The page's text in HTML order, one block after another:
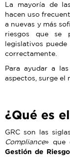
La mayoría de
hacen uso
a nuevas y más
riesgos que se
legislativos
correctamente.
Para ayudar a
aspectos, surge el
¿Qué es
GRC son las
Compliance» que
Gestión de